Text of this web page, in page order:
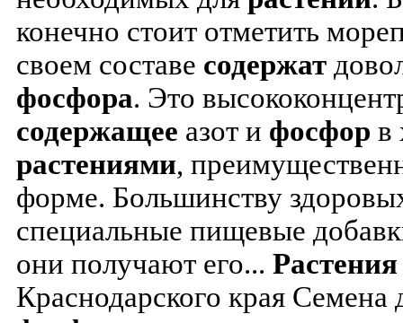
конечно стоит отметить
своем составе содержат
фосфора. Это
содержащее азот и фосфор в
растениями,
форме. Большинству
специальные пищевые
они получают его... Растения
Краснодарского края